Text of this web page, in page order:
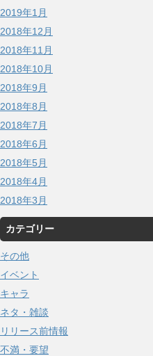
2019年1月
2018年12月
2018年11月
2018年10月
2018年9月
2018年8月
2018年7月
2018年6月
2018年5月
2018年4月
2018年3月
カテゴリー
その他
イベント
キャラ
ネタ・雑談
リリース前情報
不満・要望